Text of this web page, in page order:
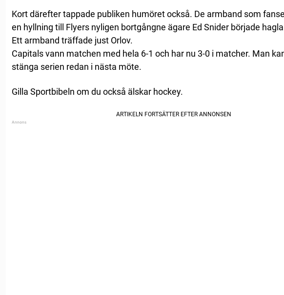
Kort därefter tappade publiken humöret också. De armband som
en hyllning till Flyers nyligen bortgångne ägare Ed Snider började
Ett armband träffade just Orlov.
Capitals vann matchen med hela 6-1 och har nu 3-0 i matcher. Man
stänga serien redan i nästa möte.
Gilla Sportbibeln om du också älskar hockey.